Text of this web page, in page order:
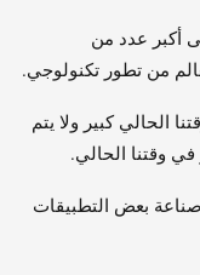
أكبر عدد من
من تطور تكنولوجي.
الحالي كبير ولا يتم
وقتنا الحالي.
بعض التطبيقات